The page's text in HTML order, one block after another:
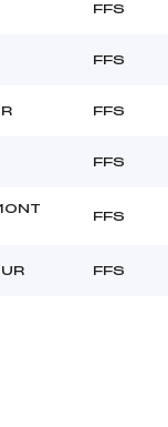
FFS
FFS
FFS
FFS
FFS
FFS